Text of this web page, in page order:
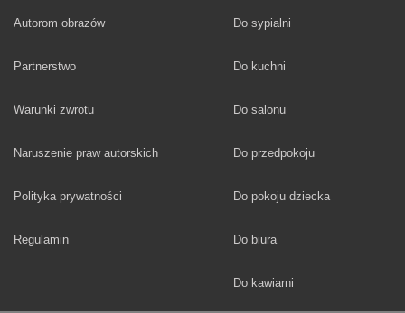
Autorom obrazów
Partnerstwo
Warunki zwrotu
Naruszenie praw autorskich
Polityka prywatności
Regulamin
Fototapety
Do sypialni
Fototapety
Do kuchni
Fototapety
Do salonu
Fototapety
Do przedpokoju
Fototapety
Do pokoju dziecka
Fototapety
Do biura
Fototapety
Do kawiarni